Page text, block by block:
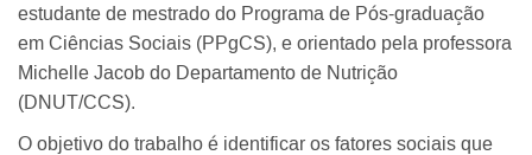
estudante de mestrado do Programa de Pós-graduação
em Ciências Sociais (PPgCS), e orientado pela professora
Michelle Jacob do Departamento de Nutrição
(DNUT/CCS).
O objetivo do trabalho é identificar os fatores sociais que